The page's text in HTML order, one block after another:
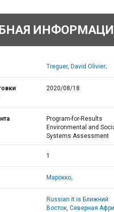
Treguer, David Olivier;
2020/08/18
Program-for-Results
Environmental and
Systems Assessment
1
Марокко,
Russian it is Ближний
Восток, Северная